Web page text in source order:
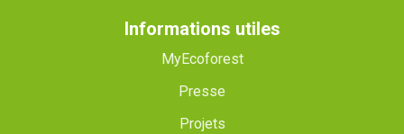
Informations utiles
MyEcoforest
Presse
Projets